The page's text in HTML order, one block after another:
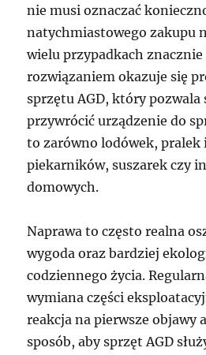
nie musi oznaczać
natychmiastowego zakupu
wielu przypadkach
rozwiązaniem okazuje się
sprzętu AGD, który
przywrócić urządzenie do
to zarówno lodówek, pralek
piekarników, suszarek czy
domowych.
Naprawa to często realna
wygoda oraz bardziej
codziennego życia.
wymiana części
reakcja na pierwsze objawy
sposób, aby sprzęt AGD